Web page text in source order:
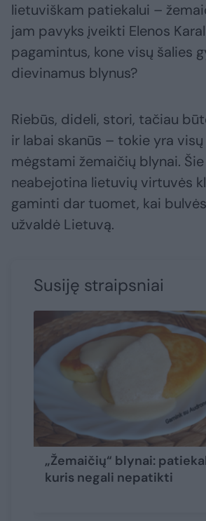
lietuviškam patiekalui –
jam pavyks įveikti Elenos
pagamintus, kone visų šalies
dievinamus blynus?
Riebūs, dideli, stori, tačiau
ir labai skanūs – tokie yra
mėgstami žemaičių blynai.
neabejotina lietuvių virtuvės
gaminti dar tuomet, kai
užvaldė Lietuvą.
Susiję straipsniai
„Žemaičių“ blynai:
kuris negali nepatikti